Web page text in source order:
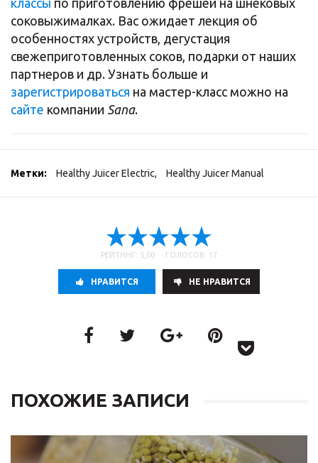
классы по приготовлению фрешей на шнековых
соковыжималках. Вас ожидает лекция об
особенностях устройств, дегустация
свежеприготовленных соков, подарки от наших
партнеров и др. Узнать больше и
зарегистрироваться на мастер-класс можно на
сайте компании Sana.
Метки: Healthy Juicer Electric, Healthy Juicer Manual
РЕЙТИНГ: 5,00 ГОЛОСОВ: 17
НРАВИТСЯ НE НРАВИТСЯ
ПОХОЖИЕ ЗАПИСИ